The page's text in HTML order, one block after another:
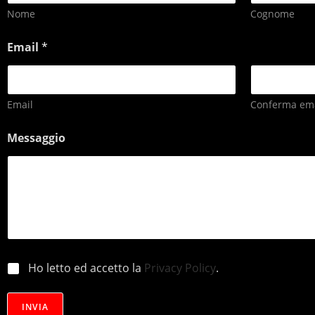
Nome Cognome
Email *
Email Conferma
Messaggio
p
i
Ho letto ed accetto la Privacy Policy.
INVIA